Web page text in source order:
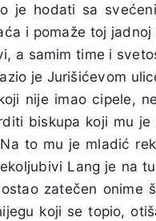
je hodati sa
i pomaže toj
a samim time i
je Jurišićevom
nije imao cipele,
biskupa koji mu
to mu je mladić
Lang je na
zatečen onime
koji se topio,